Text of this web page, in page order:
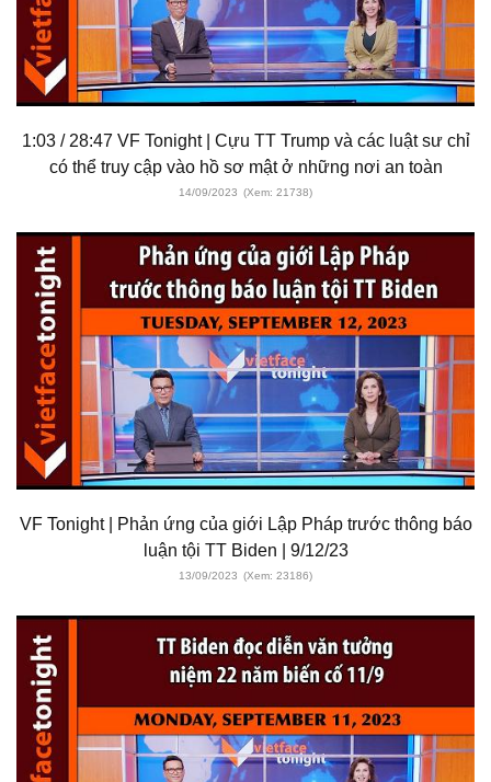
1:03 / 28:47 VF Tonight | Cựu TT Trump và các luật sư chỉ
có thể truy cập vào hồ sơ mật ở những nơi an toàn
14/09/2023 (Xem: 21738)
VF Tonight | Phản ứng của giới Lập Pháp trước thông báo
luận tội TT Biden | 9/12/23
13/09/2023 (Xem: 23186)